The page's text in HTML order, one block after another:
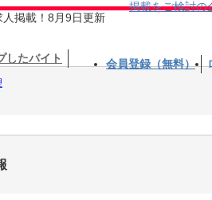
人掲載！8月9日更新
掲載をご検討の
したバイト 会員登録（無料）